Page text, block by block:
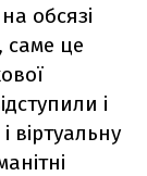
обсязі
саме це
і
віртуальну